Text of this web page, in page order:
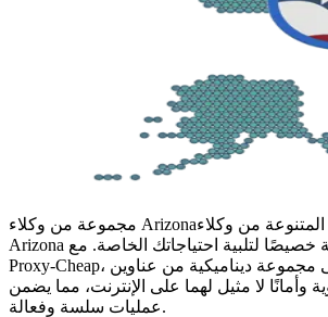
مجموعة من وكلاء Arizonaمن وكلاء
Arizona السكنيين، المصممة خصيصًا لتلبية احتياجاتك الخاصة. مع
Proxy-Cheap، يمكنك الوصول إلى مجموعة ديناميكية من عناوين IP.
وأمانًا لا مثيل لهما على الإنترنت، مما يضمن
عمليات سلسة وفعالة.